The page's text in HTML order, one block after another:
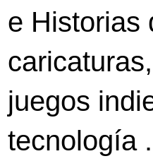
e Historias
juegos
tecnología